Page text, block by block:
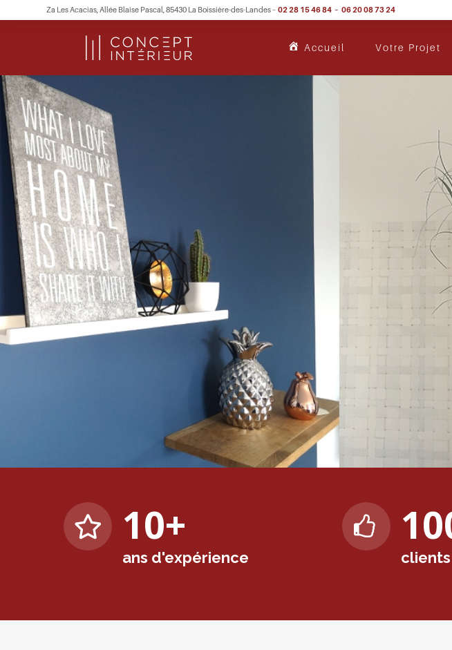
Za Les Acacias, Allée Blaise Pascal, 85430 La Boissière-des-Landes –02 28 15 46 84 – 06 20 08 73 24
Accueil Votre Projet
10+
ans d'expérience